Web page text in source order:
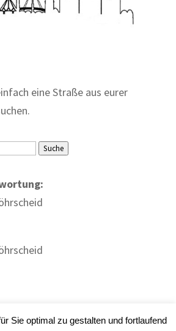
eine Straße aus eurer
Suche
Sie optimal zu gestalten und fortlaufend